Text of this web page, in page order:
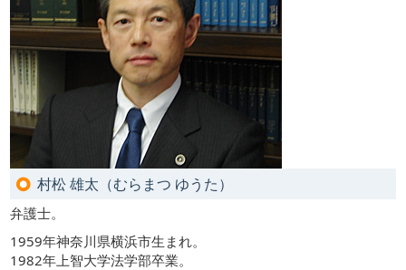
村松 雄太（むらまつ ゆうた）
弁護士。
1959年神奈川県横浜市生まれ。
1982年上智大学法学部卒業。